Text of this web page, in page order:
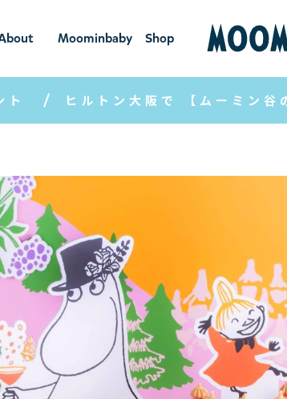
ミン
ついて
Moominbaby
ムーミンベ
ビー
Shop
ショ
ップ
ト ヒルトン大阪で 【ムーミン谷